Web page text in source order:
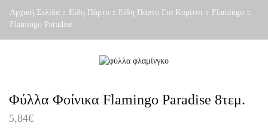
Αρχική Σελίδα Είδη Πάρτυ Είδη Πάρτυ Για Κορίτσι
Flamingo
Flamingo Paradise
Φύλλα Φοίνικα Flamingo Paradise 8τεμ.
5,84€